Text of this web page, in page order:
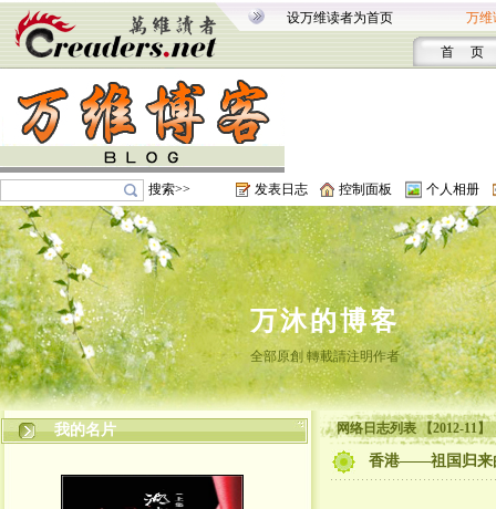
设万维读者为首页 万维
首 页
搜索>> 发表日志 控制面板 个人相册
万沐的博客
全部原創 轉載請注明作者
我的名片 网络日志列表 【2012-11】
香港——祖国归来